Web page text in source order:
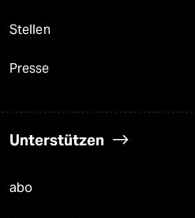
Stellen
Presse
Unterstützen
abo